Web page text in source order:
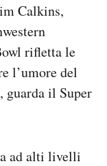
Calkins,
rifletta le
l’umore del
guarda il Super
ad alti livelli